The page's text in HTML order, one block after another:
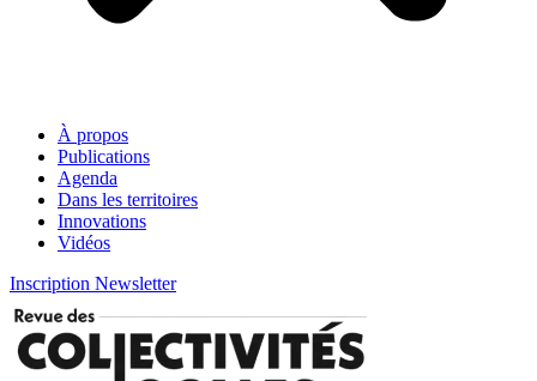
À propos
Publications
Agenda
Dans les territoires
Innovations
Vidéos
Inscription Newsletter